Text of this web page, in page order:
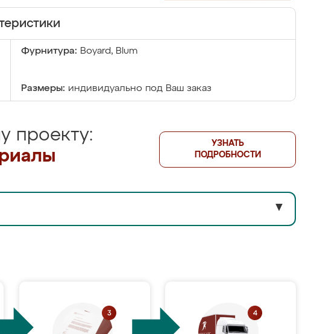
Фурнитура: Boyard, Blum
Размеры: индивидуально под Ваш заказ
проекту:
УЗНАТЬ
ПОДРОБНОСТИ
▼